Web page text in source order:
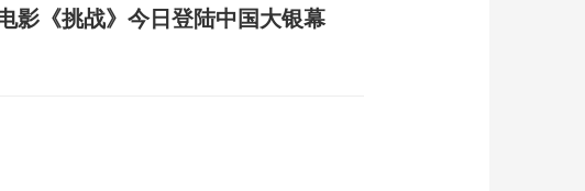
影《挑战》今日登陆中国大银幕